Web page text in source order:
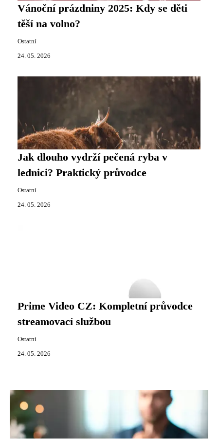
Vánoční prázdniny 2025: Kdy se děti
těší na volno?
Ostatní
24. 05. 2026
Jak dlouho vydrží pečená ryba v
lednici? Praktický průvodce
Ostatní
24. 05. 2026
Prime Video CZ: Kompletní průvodce
streamovací službou
Ostatní
24. 05. 2026